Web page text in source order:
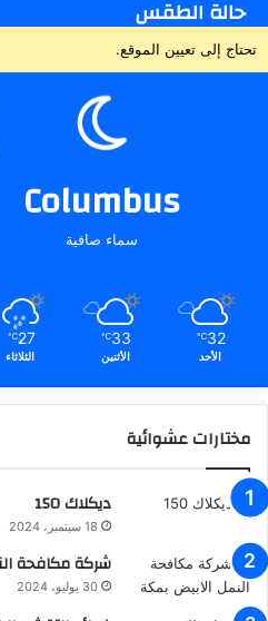
حالة الطقس
تحتاج إلى تعيين الموقع.
Columbus
سماء صافية
32
℃
الأحد
33
℃
الأثنين
27
℃
الثلاثاء
مختارات عشوائية
ديكلاك 150
18 سبتمبر، 2024
شركة مكافحة
30 يوليو، 2024